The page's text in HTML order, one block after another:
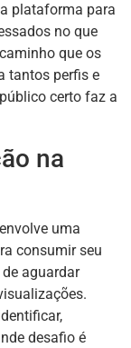
plataforma para
no que
que os
tantos perfis e
certo faz a
na
uma
consumir seu
aguardar
desafio é